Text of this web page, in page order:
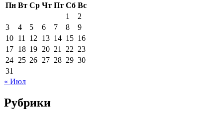
Пн Вт Ср Чт Пт Сб Вс
1
2
3
4 5 6 7 8
9
10 11 12 13 14 15 16
17 18 19 20 21 22 23
24 25 26 27 28 29 30
31
« Июл
Рубрики